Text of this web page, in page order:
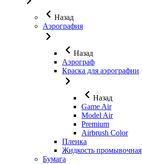
Назад
Аэрография
Назад
Аэрограф
Краска для аэрографии
Назад
Game Air
Model Air
Premium
Airbrush Color
Пленка
Жидкость промывочная
Бумага